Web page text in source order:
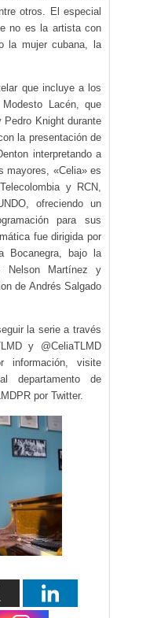
otros. El especial
no es la artista con
la mujer cubana, la
que incluye a los
Lacén, que
Knight durante
la presentación de
interpretando a
mayores, «Celia» es
y RCN,
ofreciendo un
para sus
fue dirigida por
Bocanegra, bajo la
Nelson Martínez y
de Andrés Salgado
la serie a través
y @CeliaTLMD
información, visite
departamento de
por Twitter.